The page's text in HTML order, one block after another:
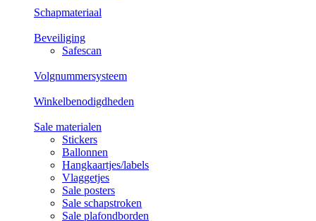
Schapmateriaal
Beveiliging
Safescan
Volgnummersysteem
Winkelbenodigdheden
Sale materialen
Stickers
Ballonnen
Hangkaartjes/labels
Vlaggetjes
Sale posters
Sale schapstroken
Sale plafondborden